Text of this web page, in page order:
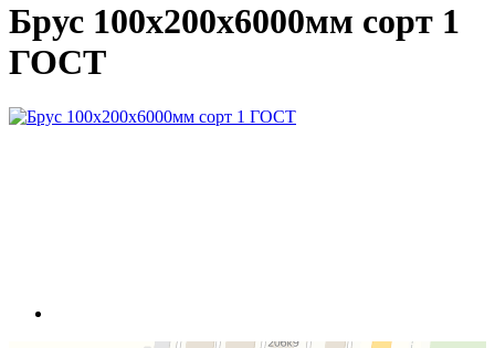
Брус 100х200х6000мм сорт 1
ГОСТ